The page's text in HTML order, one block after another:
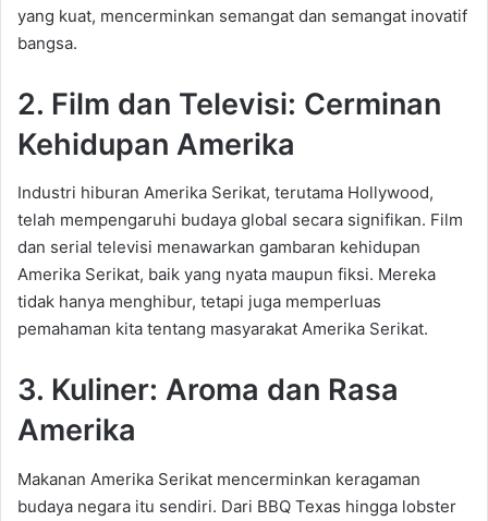
yang kuat, mencerminkan semangat dan semangat inovatif
bangsa.
2. Film dan Televisi: Cerminan
Kehidupan Amerika
Industri hiburan Amerika Serikat, terutama Hollywood,
telah mempengaruhi budaya global secara signifikan. Film
dan serial televisi menawarkan gambaran kehidupan
Amerika Serikat, baik yang nyata maupun fiksi. Mereka
tidak hanya menghibur, tetapi juga memperluas
pemahaman kita tentang masyarakat Amerika Serikat.
3. Kuliner: Aroma dan Rasa
Amerika
Makanan Amerika Serikat mencerminkan keragaman
budaya negara itu sendiri. Dari BBQ Texas hingga lobster